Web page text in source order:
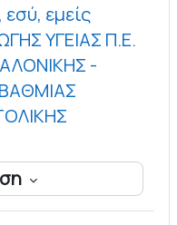
εμείς
ΥΓΕΙΑΣ Π.Ε.
-